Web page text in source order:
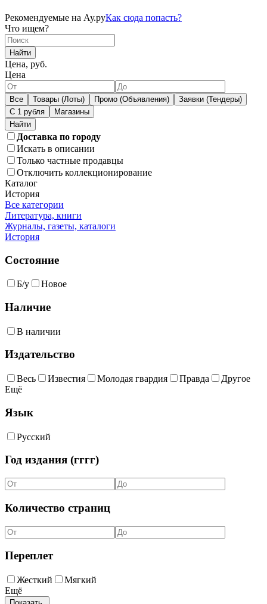
Рекомендуемые на Ау.руКак сюда попасть?
Что ищем?
Найти
Цена, руб.
Цена
Все Товары (Лоты) Промо (Объявления)
Заявки (Тендеры)
С 1 рубля
Магазины
Доставка по городу
Искать в описании
Только частные продавцы
Отключить коллекционирование
Каталог
История
Все категории
Литература, книги
Журналы, газеты, каталоги
История
Состояние
Б/у Новое
Наличие
В наличии
Издательство
Весь Известия Молодая гвардия Правда
Другое
Ещё
Язык
Русский
Год издания (гггг)
Количество страниц
Переплет
Жесткий
Мягкий
Ещё